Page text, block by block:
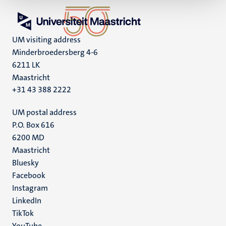
UM visiting address
Minderbroedersberg 4-6
6211 LK
Maastricht
+31 43 388 2222
UM postal address
P.O. Box 616
6200 MD
Maastricht
Social
media
Bluesky
Facebook
Instagram
LinkedIn
TikTok